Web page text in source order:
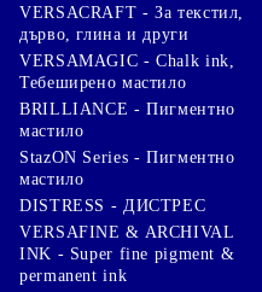
VERSACRAFT - За текстил,
дърво, глина и други
VERSAMAGIC - Chalk ink,
Тебеширено мастило
BRILLIANCE - Пигментно
мастило
StazON Series - Пигментно
мастило
DISTRESS - ДИСТРЕС
VERSAFINE & ARCHIVAL
INK - Super fine pigment &
permanent ink